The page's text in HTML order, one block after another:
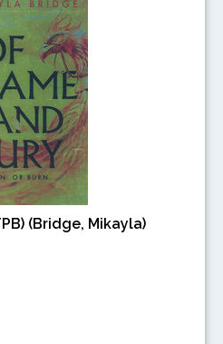
(Bridge, Mikayla)